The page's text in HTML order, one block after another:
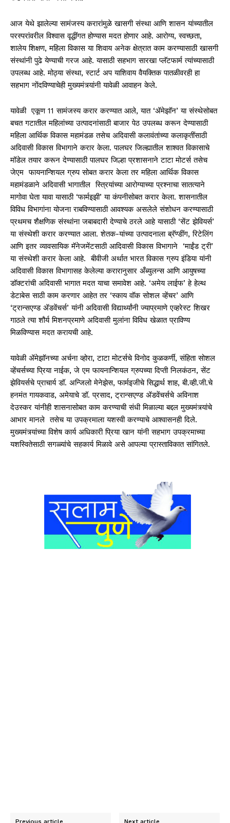
आज येथे झालेल्या सामंजस्य करारांमुळे खासगी संस्था आणि शासन यांच्यातील
परस्परांवरील विश्वास वृद्धींगत होण्यास मदत होणार आहे. आरोग्य, स्वच्छता,
शालेय शिक्षण, महिला विकास या शिवाय अनेक क्षेत्रात काम करण्यासाठी खासगी
संस्थांनी पुढे येण्याची गरज आहे. यासाठी सहभाग सारखा प्लॅटफार्म त्यांच्यासाठी
उपलब्ध आहे. मोठ्या संस्था, स्टार्ट अप याशिवाय वैयक्तिक पातळीवरही हा
सहभाग नोंदविण्याचेही मुख्यमंत्र्यांनी यावेळी आवाहन केले.
यावेळी एकूण 11 सामंजस्य करार करण्यात आले, यात ‘ॲमेझॉन’ या संस्थेसोबत
बचत गटातील महिलांच्या उत्पादनांसाठी बाजार पेठ उपलब्ध करून देण्यासाठी
महिला आर्थिक विकास महामंडळ तसेच अदिवासी कलावंतांच्या कलाकृतींसाठी
अदिवासी विकास विभागाने करार केला. पालघर जिल्ह्यातील शाश्वत विकासाचे
मॉडेल तयार करून देण्यासाठी पालघर जिल्हा प्रशासनाने टाटा मोटर्स तसेच
जेएम फायनान्श‍ियल ग्रुप सोबत करार केला तर महिला आर्थिक विकास
महामंडळाने अदिवासी भागातील स्त्रियांच्या आरोग्याच्या प्रश्नाचा सातत्याने
मागोवा घेता यावा यासाठी ‘फार्मइझी’ या कंपनीसोबत करार केला. शासनातील
विविध विभागांना योजना राबविण्यासाठी आवश्यक असलेले संशोधन करण्यासाठी
प्रथमच शैक्षणिक संस्थांना जबाबदारी देण्याचे ठरले आहे यासाठी ‘सेंट झेवियर्स’
या संस्थेशी करार करण्यात आला. शेतक-यांच्या उत्पादनाला ब्रॅण्डींग, रिटेलिंग
आणि इतर व्यावसायिक मॅनेजमेंटसाठी आदिवासी विकास विभागाने ‘माईंड ट्री’
या संस्थेशी करार केला आहे. बीवीजी अर्थात भारत विकास ग्रुप इंडिया यांनी
अदिवासी विकास विभागासह केलेल्या करारानुसार अँब्युलन्स आणि आयुषच्या
डॉक्टरांची अदिवासी भागात मदत याचा समावेश आहे. ‘अमेय लाईफ’ हे हेल्थ
डेटाबेस साठी काम करणार आहेत तर ‘स्काय वॉक सोशल व्हेंचर’ आणि
‘ट्रान्सएण्ड ॲडवेंचर्स’ यांनी अदिवासी विद्यार्थ्यांनी ज्याप्रमाणे एव्हरेस्ट शिखर
गाठले त्या शौर्य मिशनप्रमाणे अदिवासी मुलांना विविध खेळात प्राविण्य
मिळविण्यास मदत करायची आहे.
यावेळी ॲमेझॉनच्या अर्चना व्होरा, टाटा मोटर्सचे विनोद कुळकर्णी, संहिता सोशल
व्हेंचर्सच्या प्रिया नाईक, जे एम फायनान्श‍ियल ग्रुपच्या दिप्ती निलकंठन, सेंट
झेवियर्सचे प्राचार्य डॉ. अन्जिलो मेनेझेस, फार्मइजीचे सिद्धार्थ शाह, बी.व्ही.जी.चे
हनमंत गायकवाड, अमेयाचे डॉ. प्रसाद, ट्रान्सएण्ड ॲडवेंचर्सचे अविनाश
देउस्कर यांनीही शासनासोबत काम करण्याची संधी मिळाल्या बद्दल मुख्यमंत्र्यांचे
आभार मानले तसेच या उपक्रमाला यशस्वी करण्याचे आश्वासनही दिले.
मुख्यमंत्र्यांच्या विशेष कार्य अधिकारी प्रिया खान यांनी सहभाग उपक्रमाच्या
यशस्वितेसाठी सगळ्यांचे सहकार्य मिळावे असे आपल्या प्रास्ताविकात सांगितले.
Previous article Next article